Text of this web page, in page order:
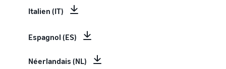
Italien (IT)
Espagnol (ES)
Néerlandais (NL)